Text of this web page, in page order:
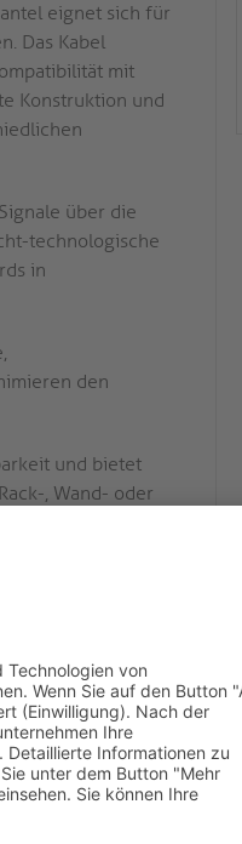
eignet sich für
Das Kabel
mit
Konstruktion und
über die
technologische
in
den
und bietet
, Wand- oder
minimiert
eignet
AV-Hardware
für